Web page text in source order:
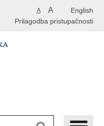
English
A A
Prilagodba pristupačnosti